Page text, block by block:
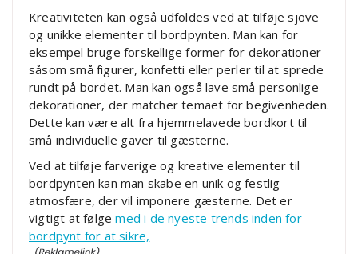
Kreativiteten kan også udfoldes ved at tilføje sjove
og unikke elementer til bordpynten. Man kan for
eksempel bruge forskellige former for dekorationer
såsom små figurer, konfetti eller perler til at sprede
rundt på bordet. Man kan også lave små personlige
dekorationer, der matcher temaet for begivenheden.
Dette kan være alt fra hjemmelavede bordkort til
små individuelle gaver til gæsterne.
Ved at tilføje farverige og kreative elementer til
bordpynten kan man skabe en unik og festlig
atmosfære, der vil imponere gæsterne. Det er
vigtigt at følgemed i de nyeste trends inden for
bordpynt for at sikre,